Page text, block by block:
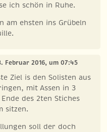
ich schön in Ruhe.
am ehsten ins Grübeln
Februar 2016, um 07:45
Ziel is den Solisten aus
mit Assen in 3
des 2ten Stiches
sitzen.
soll der doch